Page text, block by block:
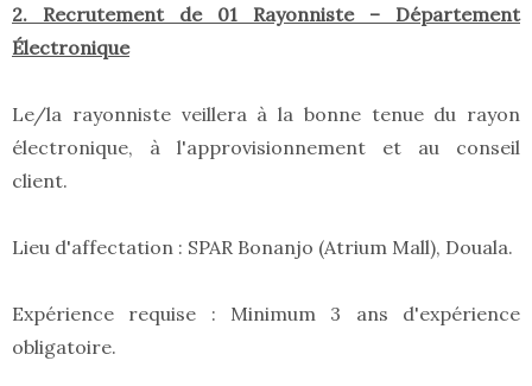
2. Recrutement de 01 Rayonniste – Département
Électronique
Le/la rayonniste veillera à la bonne tenue du rayon
électronique, à l'approvisionnement et au conseil
client.
Lieu d'affectation : SPAR Bonanjo (Atrium Mall), Douala.
Expérience requise : Minimum 3 ans d'expérience
obligatoire.